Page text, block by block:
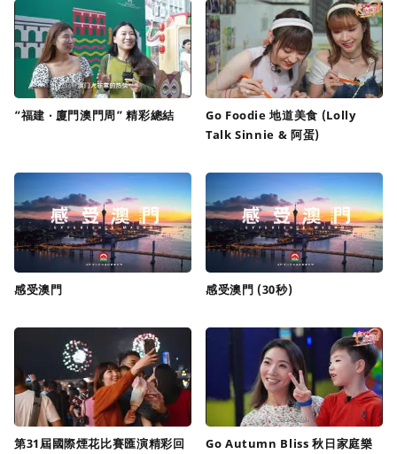
“福建 ‧ 廈門澳門周” 精彩總結
Go Foodie 地道美食 (Lolly
Talk Sinnie & 阿蛋)
感受澳門 感受澳門 (30秒)
第31屆國際煙花比賽匯演精彩回
Go Autumn Bliss 秋日家庭樂